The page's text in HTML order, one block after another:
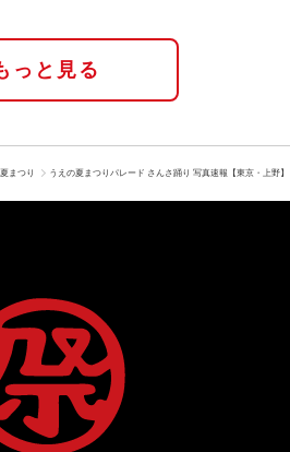
っと見る
まつり うえの夏まつりパレード さんさ踊り 写真速報【東京・上野】